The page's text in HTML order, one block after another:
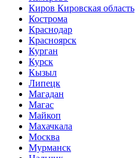
Киров Кировская область
Кострома
Краснодар
Красноярск
Курган
Курск
Кызыл
Липецк
Магадан
Магас
Майкоп
Махачкала
Москва
Мурманск